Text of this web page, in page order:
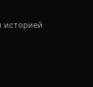
историей